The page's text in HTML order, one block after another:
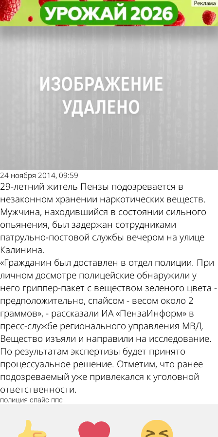
Сотрудники ППС изъяли спайс у
нетрезвого 29-летнего пензенца
Криминал
24 ноября 2014, 09:59
29-летний житель Пензы подозревается в
незаконном хранении наркотических веществ.
Мужчина, находившийся в состоянии сильного
опьянения, был задержан сотрудниками
патрульно-постовой службы вечером на улице
Калинина.
«Гражданин был доставлен в отдел полиции. При
личном досмотре полицейские обнаружили у
него гриппер-пакет с веществом зеленого цвета -
предположительно, спайсом - весом около 2
граммов», - рассказали ИА «ПензаИнформ» в
пресс-службе регионального управления МВД.
Вещество изъяли и направили на исследование.
По результатам экспертизы будет принято
процессуальное решение. Отметим, что ранее
подозреваемый уже привлекался к уголовной
ответственности.
полиция спайс ппс
Палец
Лайк!
Дикий
Сотрудники ППС изъяли спайс у
нетрезвого 29-летнего пензенца
Криминал
Другие новости по
теме
Погода и курсы
валют в Пензе